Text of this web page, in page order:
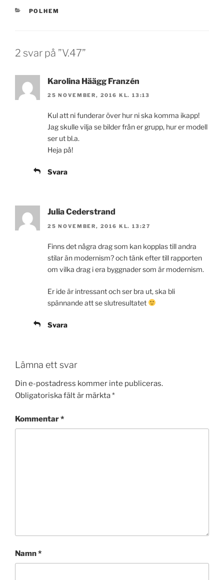
KATEGORIER
POLHEM
2 svar på ”V.47”
Karolina Häägg Franzén
25 NOVEMBER, 2016 KL. 13:13
Kul att ni funderar över hur ni ska komma ikapp!
Jag skulle vilja se bilder från er grupp, hur er modell
ser ut bl.a.
Heja på!
Svara
Julia Cederstrand
25 NOVEMBER, 2016 KL. 13:27
Finns det några drag som kan kopplas till andra
stilar än modernism? och tänk efter till rapporten
om vilka drag i era byggnader som är modernism.
Er ide är intressant och ser bra ut, ska bli
spännande att se slutresultatet
Svara
Lämna ett svar
Din e-postadress kommer inte publiceras.
Obligatoriska fält är märkta*
Kommentar*
Namn*